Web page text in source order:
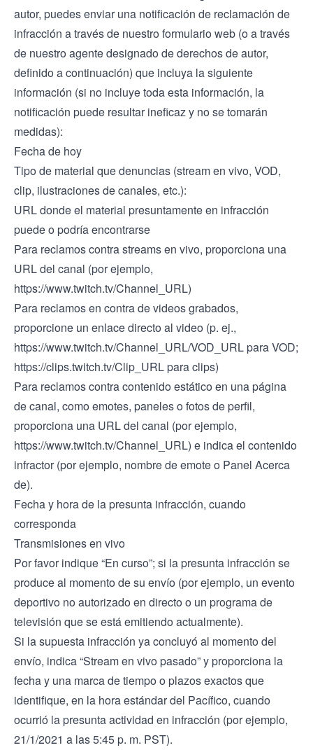
autor, puedes enviar una notificación de reclamación de
infracción a través de nuestro formulario web (o a través
de nuestro agente designado de derechos de autor,
definido a continuación) que incluya la siguiente
información (si no incluye toda esta información, la
notificación puede resultar ineficaz y no se tomarán
medidas):
Fecha de hoy
Tipo de material que denuncias (stream en vivo, VOD,
clip, ilustraciones de canales, etc.):
URL donde el material presuntamente en infracción
puede o podría encontrarse
Para reclamos contra streams en vivo, proporciona una
URL del canal (por ejemplo,
https://www.twitch.tv/Channel _URL)
Para reclamos en contra de videos grabados,
proporcione un enlace directo al video (p. ej.,
https://www.twitch.tv/Channel _URL/VOD_URL para VOD;
https://clips.twitch.tv/Clip _URL para clips)
Para reclamos contra contenido estático en una página
de canal, como emotes, paneles o fotos de perfil,
proporciona una URL del canal (por ejemplo,
https://www.twitch.tv/Channel _URL) e indica el contenido
infractor (por ejemplo, nombre de emote o Panel Acerca
de).
Fecha y hora de la presunta infracción, cuando
corresponda
Transmisiones en vivo
Por favor indique “En curso”; si la presunta infracción se
produce al momento de su envío (por ejemplo, un evento
deportivo no autorizado en directo o un programa de
televisión que se está emitiendo actualmente).
Si la supuesta infracción ya concluyó al momento del
envío, indica “Stream en vivo pasado” y proporciona la
fecha y una marca de tiempo o plazos exactos que
identifique, en la hora estándar del Pacífico, cuando
ocurrió la presunta actividad en infracción (por ejemplo,
21/1/2021 a las 5:45 p. m. PST).